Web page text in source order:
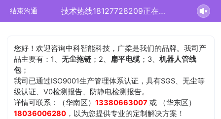
结束沟通 技术热线18127728209正在为您服务
您好！欢迎咨询中科智能科技，广柔是我们的品牌。我司产
品主要有：1、无尘拖链 ；2、 扁平电缆；3、机器人管线
包；
我司已通过ISO9001生产管理体系认证，具有SGS、无尘等
级认证、V0检测报告、防静电检测报告。
详情可联系：（华南区）13380663007 或 （华东区）
18036006280 ，以为您提供专业的定制解决方案！